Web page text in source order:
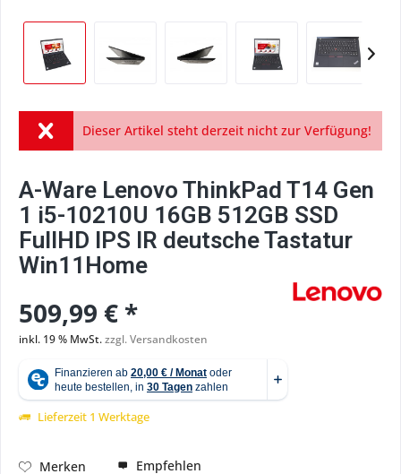
Dieser Artikel steht derzeit nicht zur Verfügung!
A-Ware Lenovo ThinkPad T14 Gen
1 i5-10210U 16GB 512GB SSD
FullHD IPS IR deutsche Tastatur
Win11Home
509,99 € *
inkl. 19 % MwSt.zzgl. Versandkosten
Lieferzeit 1 Werktage
Merken Empfehlen